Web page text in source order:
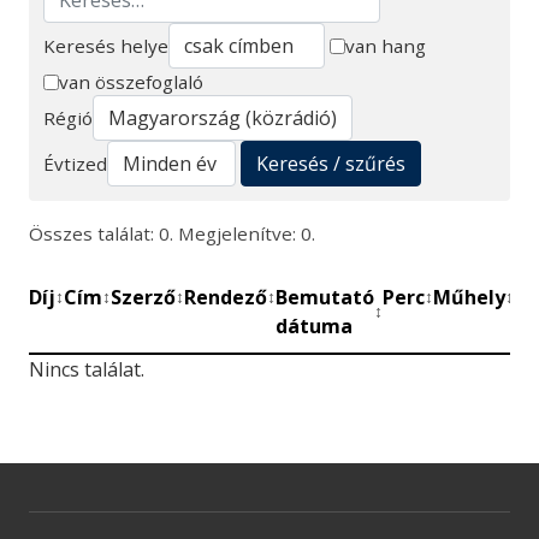
Keresés
Keresés helye
van hang
van összefoglaló
Régió
Évtized
Keresés / szűrés
Összes találat: 0. Megjelenítve: 0.
Díj↕Cím↕Szerző↕Rendező↕Bemutató
dátuma
↕
Perc↕Műhely↕
Nincs találat.